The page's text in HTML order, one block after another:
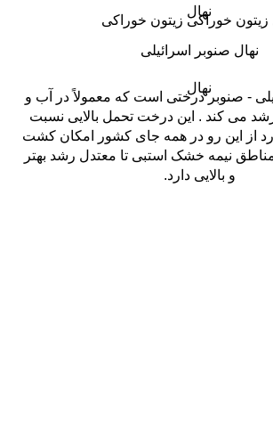
نهال
زيتون خوراکی زيتون خوراکی
نهال صنوبر اسرائیلی
نهال
- صنوبر درختی است که معمولاً در آب و
می کند . این درخت تحمل بالایی نسبت
از این رو در همه جای کشور امکان کشت
مناطق نیمه خشک استبی تا معتدل رشد بهتر
و بالایی دارد.